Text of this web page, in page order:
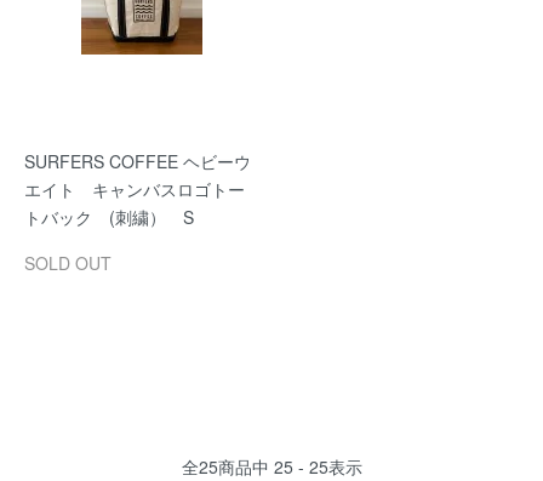
SURFERS COFFEE ヘビーウ
エイト キャンバスロゴトー
トバック (刺繍） S
SOLD OUT
全25商品中 25 - 25表示